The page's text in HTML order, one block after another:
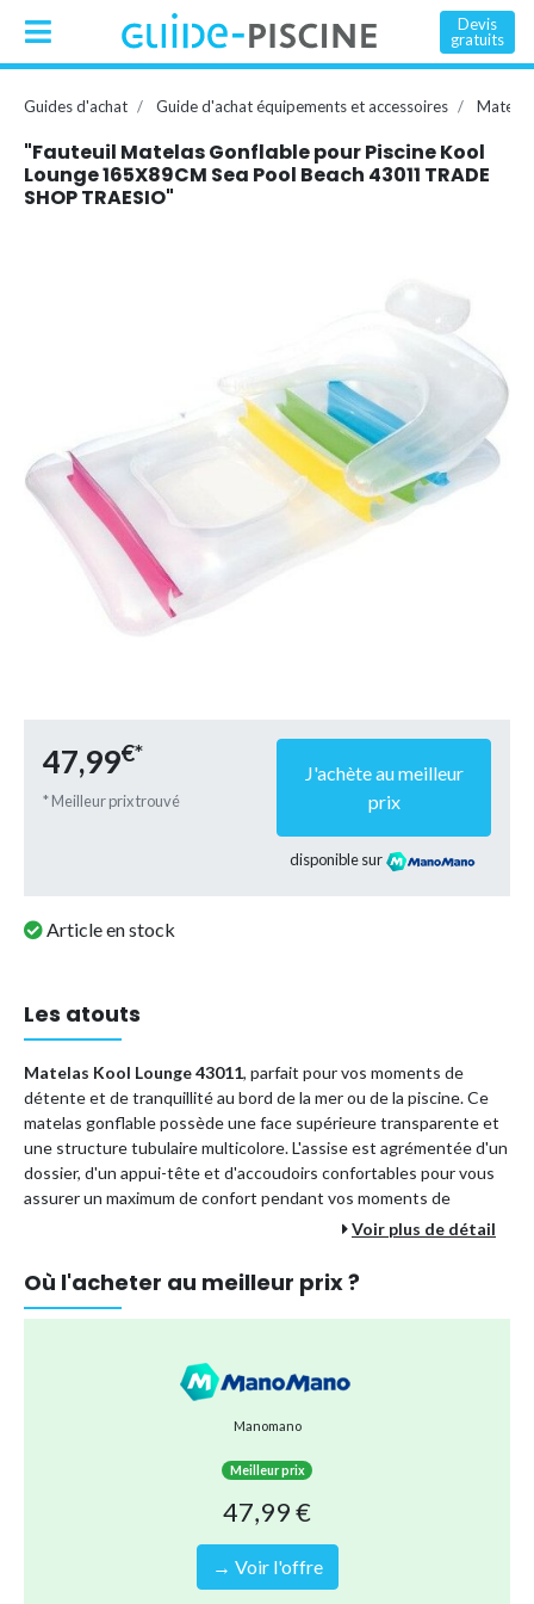
Devis
gratuits
Guides d'achat Guide d'achat équipements et accessoires
"Fauteuil Matelas Gonflable pour Piscine Kool
Lounge 165X89CM Sea Pool Beach 43011 TRADE
SHOP TRAESIO"
47,99€*
* Meilleur prix trouvé
J'achète au meilleur
prix
disponible sur
Article en stock
Les atouts
Matelas Kool Lounge 43011, parfait pour vos moments de
détente et de tranquillité au bord de la mer ou de la piscine. Ce
matelas gonflable possède une face supérieure transparente et
une structure tubulaire multicolore. L'assise est agrémentée d'un
dossier, d'un appui-tête et d'accoudoirs confortables pour vous
assurer un maximum de confort pendant vos moments de
Il a été spécialement conçu pour l'extérieur afin que les enfants
comme les adultes puissent s'amuser en toute sécurité. Ce salon
stimuler le plaisir des utilisateurs.
La structure du plateau transparent présente une rangée de
poutres en I colorées. Le dossier, l'appui-tête et les accoudoirs
apportent un confort optimal lors de vos sessions de détente sur
l'eau. Profiter du soleil n’a jamais été aussi amusant !
Spécifications techniques :
Voir plus de détail
Où l'acheter au meilleur prix ?
Manomano
Meilleur prix
47,99 €
→ Voir l'offre